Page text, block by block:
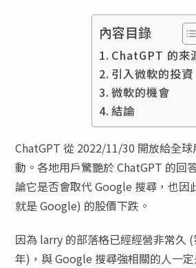
內容目錄
ChatGPT 的來
引入微軟的投資
微軟的機會
結論
ChatGPT 從 2022/11/30 開放給全
動。各地用戶驚艷於 ChatGPT 的回
論它是否會取代 Google 搜尋，也因
就是 Google) 的股價下跌。
因為 larry 的部落格已經經營非常久
年)，與 Google 搜尋強相關的人一